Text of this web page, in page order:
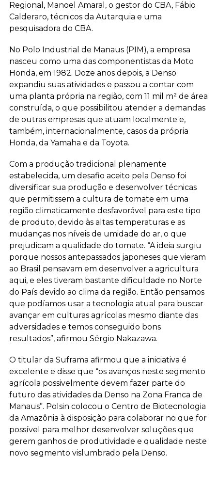
Regional, Manoel Amaral, o gestor do CBA, Fábio
Calderaro, técnicos da Autarquia e uma
pesquisadora do CBA.
No Polo Industrial de Manaus (PIM), a empresa
nasceu como uma das componentistas da Moto
Honda, em 1982. Doze anos depois, a Denso
expandiu suas atividades e passou a contar com
uma planta própria na região, com 11 mil m² de área
construída, o que possibilitou atender a demandas
de outras empresas que atuam localmente e,
também, internacionalmente, casos da própria
Honda, da Yamaha e da Toyota.
Com a produção tradicional plenamente
estabelecida, um desafio aceito pela Denso foi
diversificar sua produção e desenvolver técnicas
que permitissem a cultura de tomate em uma
região climaticamente desfavorável para este tipo
de produto, devido às altas temperaturas e as
mudanças nos níveis de umidade do ar, o que
prejudicam a qualidade do tomate. “A ideia surgiu
porque nossos antepassados japoneses que vieram
ao Brasil pensavam em desenvolver a agricultura
aqui, e eles tiveram bastante dificuldade no Norte
do País devido ao clima da região. Então pensamos
que podíamos usar a tecnologia atual para buscar
avançar em culturas agrícolas mesmo diante das
adversidades e temos conseguido bons
resultados”, afirmou Sérgio Nakazawa.
O titular da Suframa afirmou que a iniciativa é
excelente e disse que “os avanços neste segmento
agrícola possivelmente devem fazer parte do
futuro das atividades da Denso na Zona Franca de
Manaus”. Polsin colocou o Centro de Biotecnologia
da Amazônia à disposição para colaborar no que for
possível para melhor desenvolver soluções que
gerem ganhos de produtividade e qualidade neste
novo segmento vislumbrado pela Denso.